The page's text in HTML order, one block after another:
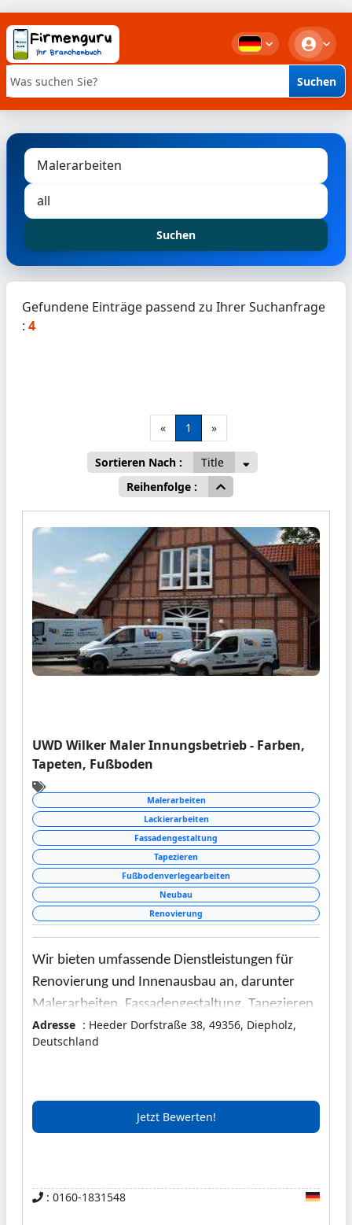
Stichwortsuche Suchen
Suchen
Gefundene Einträge passend zu Ihrer Suchanfrage
: 4
« 1 »
Sortieren Nach :
Title
Reihenfolge :
UWD Wilker Maler Innungsbetrieb - Farben,
Tapeten, Fußboden
Malerarbeiten
Lackierarbeiten
Fassadengestaltung
Tapezieren
Fußbodenverlegearbeiten
Neubau
Renovierung
Wir bieten umfassende Dienstleistungen für
Renovierung und Innenausbau an, darunter
Malerarbeiten, Fassadengestaltung, Tapezieren
sowie Bodenverlegung. Der Fokus liegt auf
persönlicher Beratung und fachgerechter
Adresse : Heeder Dorfstraße 38, 49356, Diepholz,
Deutschland
Jetzt Bewerten!
: 0160-1831548